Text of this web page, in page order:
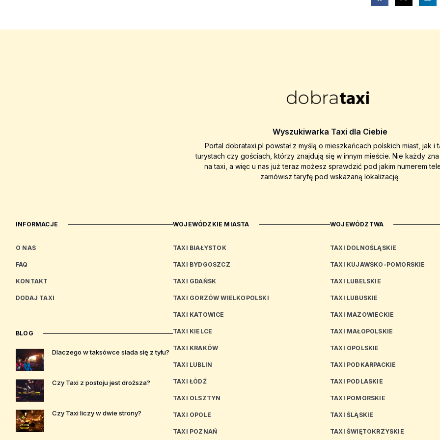
Wyszukiwarka Taxi dla Ciebie
Portal dobrataxi.pl powstał z myślą o mieszkańcach polskich miast, jak i
turystach czy gościach, którzy znajdują się w innym mieście. Nie każdy
na taxi, a więc u nas już teraz możesz sprawdzić pod jakim numerem
zamówisz taryfę pod wskazaną lokalizację.
INFORMACJE
O NAS
FAQ
KONTAKT
DODAJ TAXI
BLOG
Dlaczego w taksówce siada się z tyłu?
Czy Taxi z postoju jest droższa?
Czy Taxi liczy w dwie strony?
WOJEWÓDZKIE MIASTA
TAXI BIAŁYSTOK
TAXI BYDGOSZCZ
TAXI GDAŃSK
TAXI GORZÓW WIELKOPOLSKI
TAXI KATOWICE
TAXI KIELCE
TAXI KRAKÓW
TAXI LUBLIN
TAXI ŁÓDŹ
TAXI OLSZTYN
TAXI OPOLE
TAXI POZNAŃ
WOJEWÓDZTWA
TAXI DOLNOŚLĄSKIE
TAXI KUJAWSKO-POMORSKIE
TAXI LUBELSKIE
TAXI LUBUSKIE
TAXI MAZOWIECKIE
TAXI MAŁOPOLSKIE
TAXI OPOLSKIE
TAXI PODKARPACKIE
TAXI PODLASKIE
TAXI POMORSKIE
TAXI ŚLĄSKIE
TAXI ŚWIĘTOKRZYSKIE